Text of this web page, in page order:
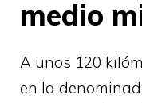
medio
A unos 120
en la